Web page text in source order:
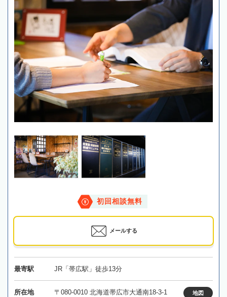
初回相談無料
メールする
最寄駅 JR「帯広駅」徒歩13分
所在地 〒080-0010 北海道帯広市大通南18-3-1 地図